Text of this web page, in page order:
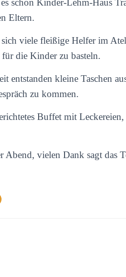
schon Kinder-Lehm-Haus
Eltern.
viele fleißige Helfer im
die Kinder zu basteln.
entstanden kleine Taschen
zu kommen.
Buffet mit
Abend, vielen Dank sagt das